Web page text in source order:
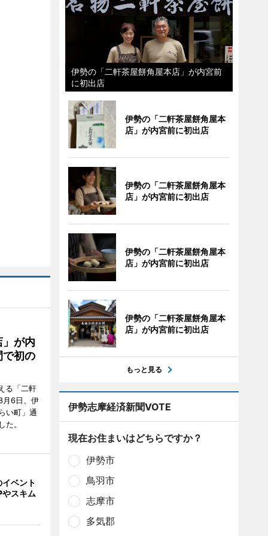
が内
初の
る「二軒
月6日、伊
い町」通
。
ベント
スキム
伊勢の「二軒茶屋餅角屋本店」が内宮前
に初出店
伊勢の「二軒茶屋餅角屋本
店」が内宮前に初出店
伊勢の「二軒茶屋餅角屋本
店」が内宮前に初出店
伊勢の「二軒茶屋餅角屋本
店」が内宮前に初出店
伊勢の「二軒茶屋餅角屋本
店」が内宮前に初出店
もっと見る
伊勢志摩経済新聞VOTE
現在お住まいはどちらですか？
伊勢市
鳥羽市
志摩市
多気郡